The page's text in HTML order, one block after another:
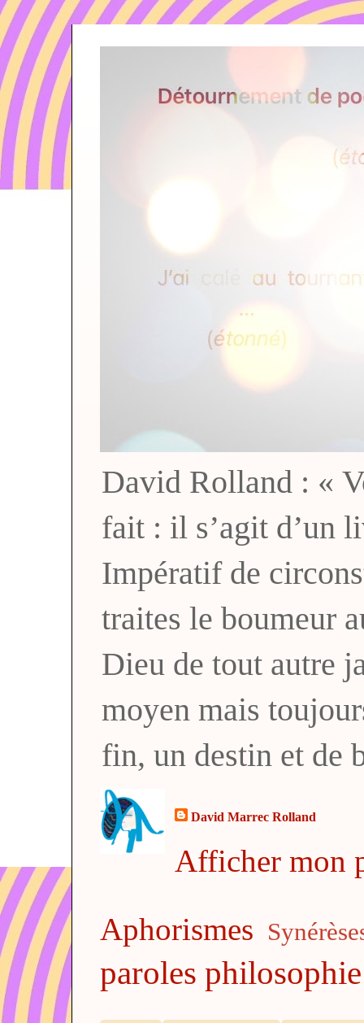
David Rolland : «
fait : il s’agit d’un
Impératif de
traites le boumeur
Dieu de tout autre
moyen mais
fin, un destin et de
David Marrec Rolland
Afficher mon
Aphorismes
paroles philosophie